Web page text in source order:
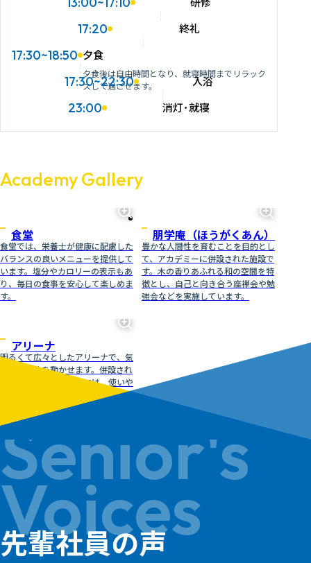
17:20 終礼
17:30~18:50 夕食
夕食後は自由時間となり、就寝時間までリラック
スして過ごせます。
17:30~22:30 入浴
23:00 消灯･就寝
Academy Gallery
食堂
食堂では、栄養士が健康に配慮した
バランスの良いメニューを提供して
います。塩分やカロリーの表示もあ
り、毎日の食事を安心して楽しめま
す。
朋学庵（ほうがくあん）
豊かな人間性を育むことを目的とし
て、アカデミーに併設された施設で
す。木の香りあふれる和の空間を特
徴とし、自己と向き合う座禅会や勉
強会などを実施しています。
アリーナ
明るくて広々としたアリーナで、気
持ちよく体を動かせます。併設され
ているトレーニング室には、使いや
すいフィットネスマシンもそろって
いて、運動しやすい環境を整えてい
ます。
Senior's
Voices
先輩社員の声